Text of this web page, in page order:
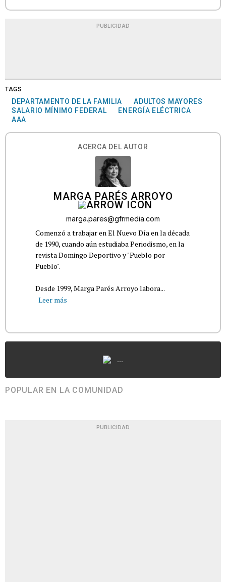
PUBLICIDAD
TAGS
DEPARTAMENTO DE LA FAMILIA
ADULTOS MAYORES
SALARIO MÍNIMO FEDERAL
ENERGÍA ELÉCTRICA
AAA
ACERCA DEL AUTOR
MARGA PARÉS ARROYO
marga.pares@gfrmedia.com
Comenzó a trabajar en El Nuevo Día en la década
de 1990, cuando aún estudiaba Periodismo, en la
revista Domingo Deportivo y "Pueblo por
Pueblo".
Desde 1999, Marga Parés Arroyo labora...
Leer más
...
POPULAR EN LA COMUNIDAD
PUBLICIDAD